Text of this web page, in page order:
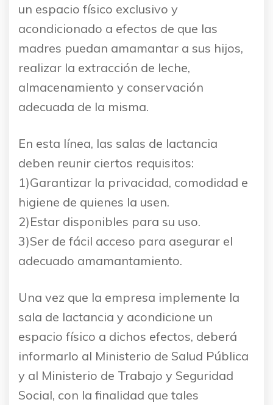
un espacio físico exclusivo y
acondicionado a efectos de que las
madres puedan amamantar a sus hijos,
realizar la extracción de leche,
almacenamiento y conservación
adecuada de la misma.
En esta línea, las salas de lactancia
deben reunir ciertos requisitos:
1)Garantizar la privacidad, comodidad e
higiene de quienes la usen.
2)Estar disponibles para su uso.
3)Ser de fácil acceso para asegurar el
adecuado amamantamiento.
Una vez que la empresa implemente la
sala de lactancia y acondicione un
espacio físico a dichos efectos, deberá
informarlo al Ministerio de Salud Pública
y al Ministerio de Trabajo y Seguridad
Social, con la finalidad que tales